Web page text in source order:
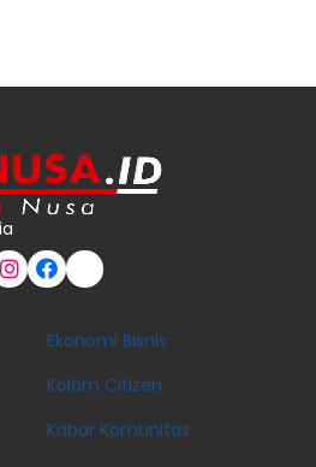
Ekonomi Bisnis
Kolom Citizen
Kabar Komunitas